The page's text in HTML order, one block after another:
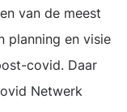
van de meest
planning en visie
covid. Daar
Netwerk